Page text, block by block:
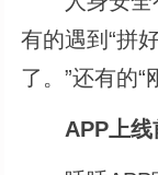
有的遇到“拼
了。”还有的“
APP上